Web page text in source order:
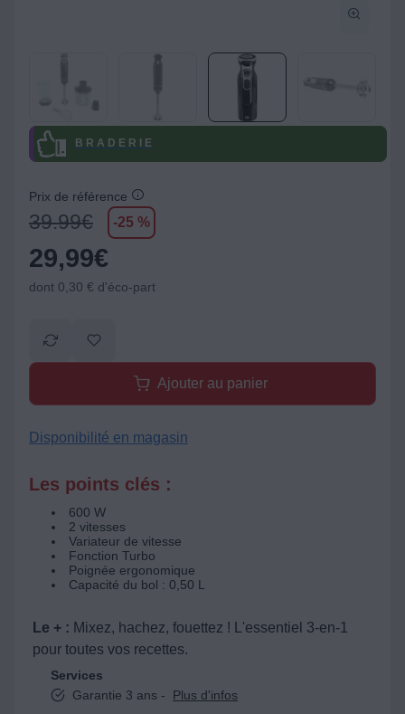
B R A D E R I E
Prix de référence
39.99€ -25 %
29,99€
dont 0,30 € d'éco-part
Ajouter au panier
Disponibilité en magasin
Les points clés :
600 W
2 vitesses
Variateur de vitesse
Fonction Turbo
Poignée ergonomique
Capacité du bol : 0,50 L
Le + : Mixez, hachez, fouettez ! L'essentiel 3-en-1
pour toutes vos recettes.
Services
Garantie 3 ans -
Plus d'infos